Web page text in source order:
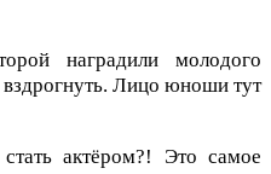
наградили молодого
вздрогнуть. Лицо юноши тут
актёром?! Это самое